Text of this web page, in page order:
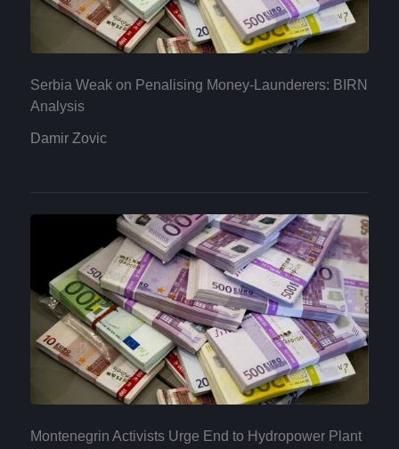
Serbia Weak on Penalising Money-Launderers: BIRN
Analysis
Damir Zovic
Montenegrin Activists Urge End to Hydropower Plant